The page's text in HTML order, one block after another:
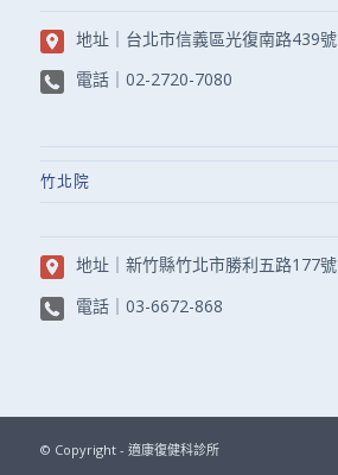
地址｜ 台北市信義區光復南路439號
電話｜ 02-2720-7080
竹北院
地址｜ 新竹縣竹北市勝利五路177號
電話｜ 03-6672-868
© Copyright - 適康復健科診所